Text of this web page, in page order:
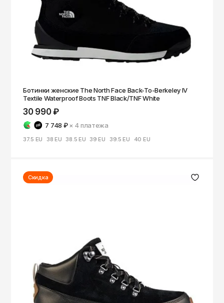
Ботинки женские The North Face Back-To-Berkeley IV
Textile Waterproof Boots TNF Black/TNF White
30 990 ₽
7 748 ₽ × 4платежа
37.5 EU 38 EU 38.5 EU 39 EU 39.5 EU 40 EU
Скидка